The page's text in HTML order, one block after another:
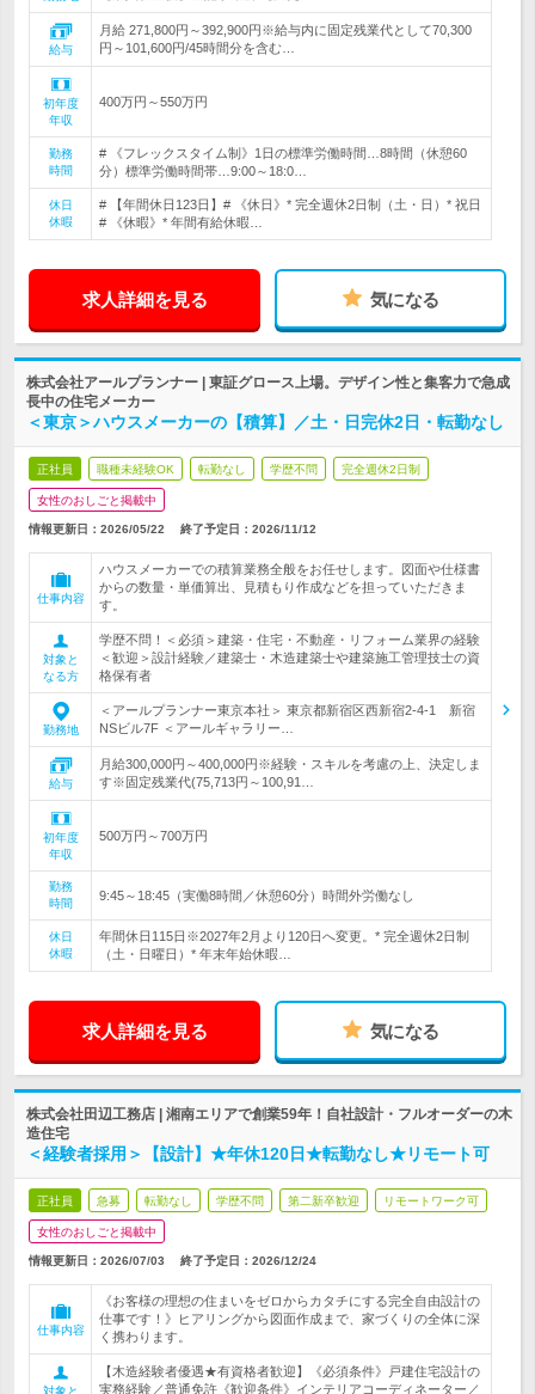
給与
月給 271,800円～392,900円※給与内に固定残業代として70,300
円～101,600円/45時間分を含む…
初年度
年収
400万円～550万円
勤務
時間
# 《フレックスタイム制》1日の標準労働時間…8時間（休憩60
分）標準労働時間帯…9:00～18:0…
休日
休暇
# 【年間休日123日】# 《休日》* 完全週休2日制（土・日）* 祝日
# 《休暇》* 年間有給休暇…
求人詳細を見る 気になる
株式会社アールプランナー | 東証グロース上場。デザイン性と集客力で急成
長中の住宅メーカー
＜東京＞ハウスメーカーの【積算】／土・日完休2日・転勤なし
正社員 職種未経験OK 転勤なし 学歴不問 完全週休2日制
女性のおしごと掲載中
情報更新日：2026/05/22 終了予定日： 2026/11/12
仕事内容
ハウスメーカーでの積算業務全般をお任せします。図面や仕様書
からの数量・単価算出、見積もり作成などを担っていただきま
す。
対象と
なる方
学歴不問！＜必須＞建築・住宅・不動産・リフォーム業界の経験
＜歓迎＞設計経験／建築士・木造建築士や建築施工管理技士の資
格保有者
勤務地
＜アールプランナー東京本社＞ 東京都新宿区西新宿2-4-1 新宿
NSビル7F ＜アールギャラリー…
給与
月給300,000円～400,000円※経験・スキルを考慮の上、決定しま
す※固定残業代(75,713円～100,91…
初年度
年収
500万円～700万円
勤務
時間
9:45～18:45（実働8時間／休憩60分）時間外労働なし
休日
休暇
年間休日115日※2027年2月より120日へ変更。* 完全週休2日制
（土・日曜日）* 年末年始休暇…
求人詳細を見る 気になる
株式会社田辺工務店 | 湘南エリアで創業59年！自社設計・フルオーダーの木
造住宅
＜経験者採用＞【設計】★年休120日★転勤なし★リモート可
正社員 急募 転勤なし 学歴不問 第二新卒歓迎 リモートワーク可
女性のおしごと掲載中
情報更新日：2026/07/03 終了予定日： 2026/12/24
仕事内容
《お客様の理想の住まいをゼロからカタチにする完全自由設計の
仕事です！》ヒアリングから図面作成まで、家づくりの全体に深
く携わります。
対象と
【木造経験者優遇★有資格者歓迎】《必須条件》戸建住宅設計の
実務経験／普通免許《歓迎条件》インテリアコーディネーター／